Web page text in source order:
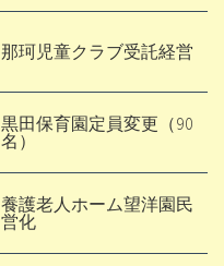
那珂児童クラブ受託経営
黒田保育園定員変更（90
名）
養護老人ホーム望洋園民
営化